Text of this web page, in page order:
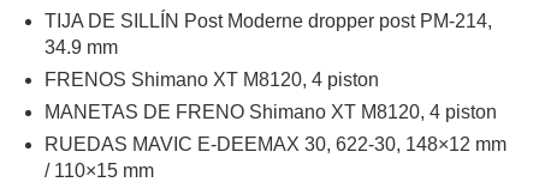
TIJA DE SILLÍN Post Moderne dropper post PM-214,
34.9 mm
FRENOS Shimano XT M8120, 4 piston
MANETAS DE FRENO Shimano XT M8120, 4 piston
RUEDAS MAVIC E-DEEMAX 30, 622-30, 148×12 mm
/ 110×15 mm